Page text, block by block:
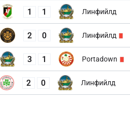
1 1 Линфийлд
2 0 Линфийлд
3 1 Portadown
2 0 Линфийлд